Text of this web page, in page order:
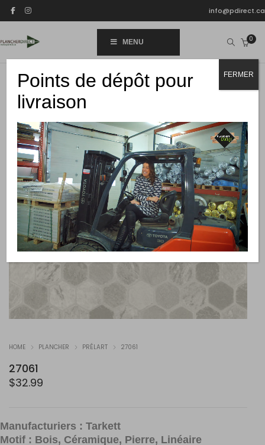
info@pdirect.ca
MENU 0
HOME PLANCHER PRÉLART 27061
27061
$32.99
Manufacturiers : Tarkett
Motif : Bois, Céramique, Pierre, Linéaire
Points de dépôt pour
livraison
FERMER